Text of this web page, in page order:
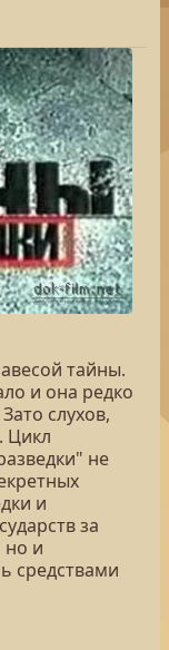
тайны.
и она редко
слухов,
Цикл
не
и
за
но и
средствами